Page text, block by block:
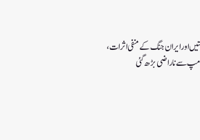
اور ایران جنگ کے منفی اثرات ،
سے ناراضی بڑھ گئی